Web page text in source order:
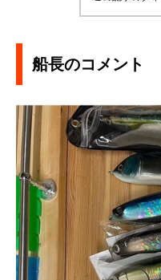
船長のコメント